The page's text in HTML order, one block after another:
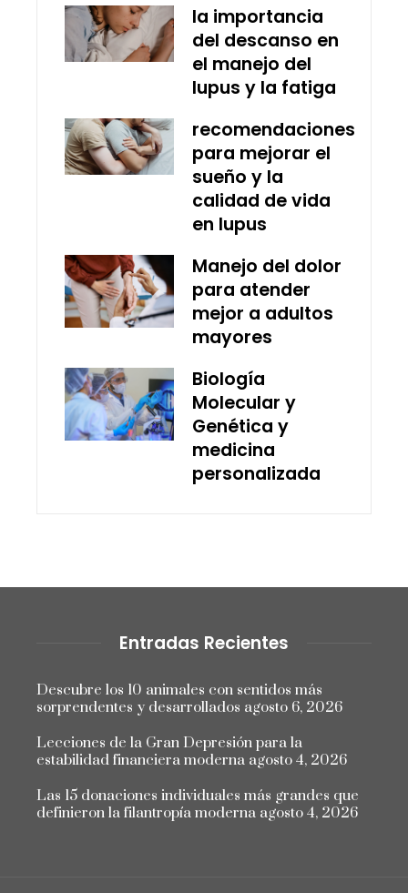
la importancia
del descanso en
el manejo del
lupus y la fatiga
recomendaciones
para mejorar el
sueño y la
calidad de vida
en lupus
Manejo del dolor
para atender
mejor a adultos
mayores
Biología
Molecular y
Genética y
medicina
personalizada
Entradas Recientes
Descubre los 10 animales con sentidos más
sorprendentes y desarrollados agosto 6, 2026
Lecciones de la Gran Depresión para la
estabilidad financiera moderna agosto 4, 2026
Las 15 donaciones individuales más grandes que
definieron la filantropía moderna agosto 4, 2026